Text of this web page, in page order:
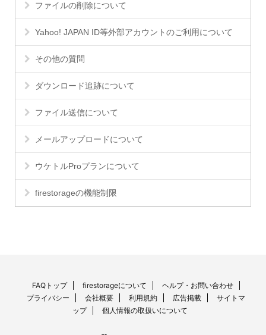
ファイルの削除について
Yahoo! JAPAN ID等外部アカウントのご利用について
その他の質問
ダウンロード追跡について
ファイル送信について
メールアップロードについて
ウケトルProプランについて
firestorageの機能制限
FAQトップ firestorageについて
ヘルプ・お問い合わせ
プライバシー
会社概要 利用規約 広告掲載
サイトマ
ップ
個人情報の取扱いについて